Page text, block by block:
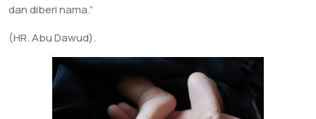
dan diberi nama.”
(HR. Abu Dawud).